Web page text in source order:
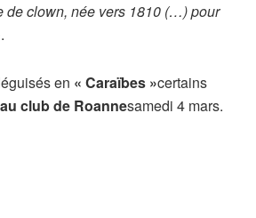
de clown, née vers 1810 (…) pour
.
en « Caraïbes »certains
club de Roannesamedi 4 mars.